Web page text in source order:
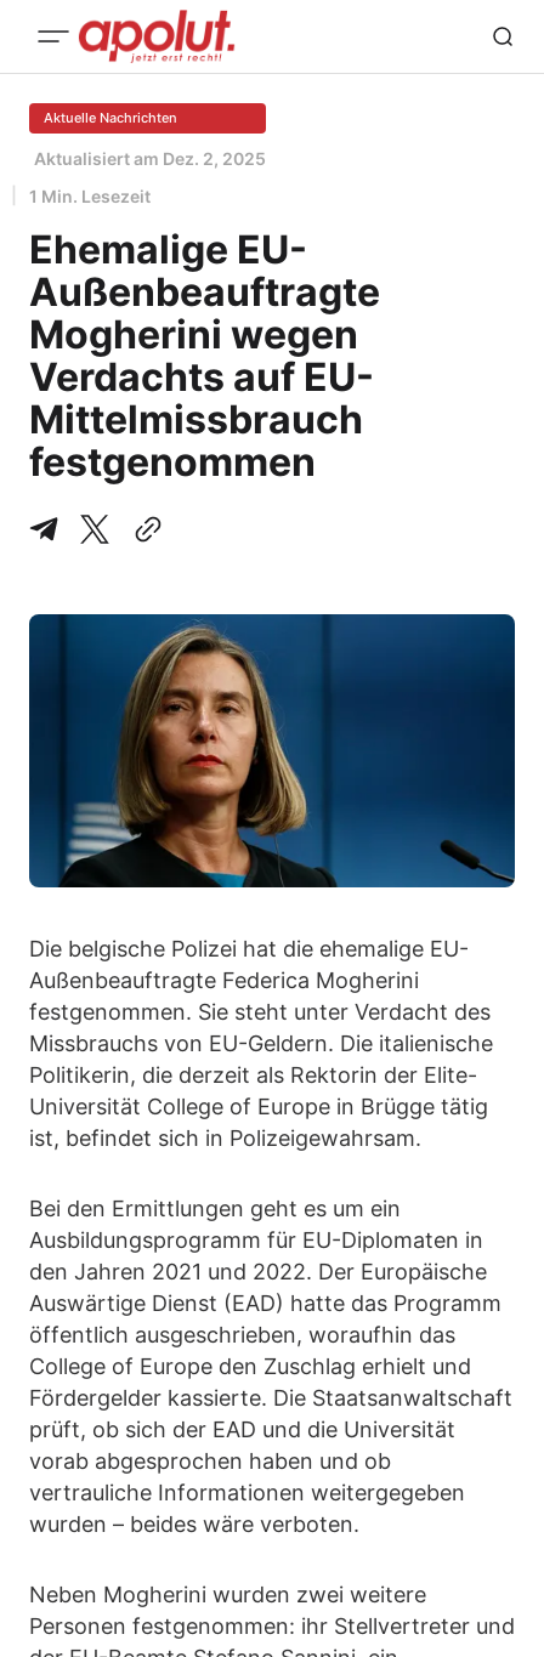
Aktuelle Nachrichten
Aktualisiert am Dez. 2, 2025
1 Min. Lesezeit
Ehemalige EU-
Außenbeauftragte
Mogherini wegen
Verdachts auf EU-
Mittelmissbrauch
festgenommen
Die belgische Polizei hat die ehemalige EU-
Außenbeauftragte Federica Mogherini
festgenommen. Sie steht unter Verdacht des
Missbrauchs von EU-Geldern. Die italienische
Politikerin, die derzeit als Rektorin der Elite-
Universität College of Europe in Brügge tätig
ist, befindet sich in Polizeigewahrsam.
Bei den Ermittlungen geht es um ein
Ausbildungsprogramm für EU-Diplomaten in
den Jahren 2021 und 2022. Der Europäische
Auswärtige Dienst (EAD) hatte das Programm
öffentlich ausgeschrieben, woraufhin das
College of Europe den Zuschlag erhielt und
Fördergelder kassierte. Die Staatsanwaltschaft
prüft, ob sich der EAD und die Universität
vorab abgesprochen haben und ob
vertrauliche Informationen weitergegeben
wurden – beides wäre verboten.
Neben Mogherini wurden zwei weitere
Personen festgenommen: ihr Stellvertreter und